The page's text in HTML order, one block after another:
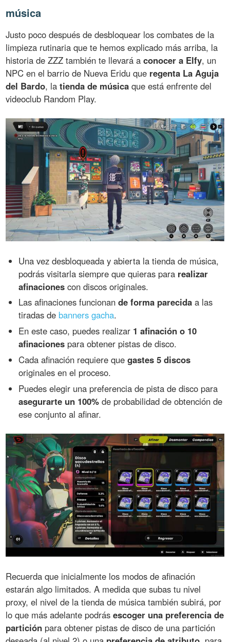
música
Justo poco después de desbloquear los combates de la
limpieza rutinaria que te hemos explicado más arriba, la
historia de ZZZ también te llevará aconocer a Elfy, un
NPC en el barrio de Nueva Eridu que regenta La Aguja
del Bardo, latienda de música que está enfrente del
videoclub Random Play.
Una vez desbloqueada y abierta la tienda de música,
podrás visitarla siempre que quieras para realizar
afinaciones con discos originales.
Las afinaciones funcionande forma parecida a las
tiradas de banners gacha.
En este caso, puedes realizar 1 afinación o 10
afinaciones para obtener pistas de disco.
Cada afinación requiere quegastes 5 discos
originales en el proceso.
Puedes elegir una preferencia de pista de disco para
asegurarte un 100% de probabilidad de obtención de
ese conjunto al afinar.
Recuerda que inicialmente los modos de afinación
estarán algo limitados. A medida que subas tu nivel
proxy, el nivel de la tienda de música también subirá, por
lo que más adelante podrásescoger una preferencia de
partición para obtener pistas de disco de una partición